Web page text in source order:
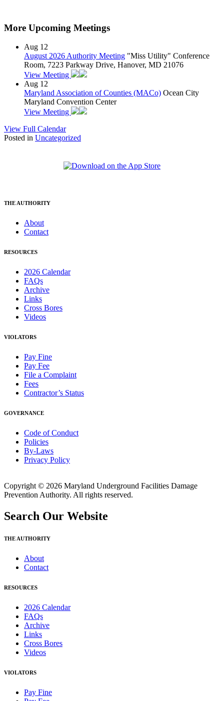
More Upcoming Meetings
Aug 12
August 2026 Authority Meeting "Miss Utility" Conference
Room, 7223 Parkway Drive, Hanover, MD 21076
View Meeting
Aug 12
Maryland Association of Counties (MACo) Ocean City
Maryland Convention Center
View Meeting
View Full Calendar
Posted in Uncategorized
THE AUTHORITY
About
Contact
RESOURCES
2026 Calendar
FAQs
Archive
Links
Cross Bores
Videos
VIOLATORS
Pay Fine
Pay Fee
File a Complaint
Fees
Contractor’s Status
GOVERNANCE
Code of Conduct
Policies
By-Laws
Privacy Policy
Copyright © 2026 Maryland Underground Facilities Damage
Prevention Authority. All rights reserved.
Search Our Website
THE AUTHORITY
About
Contact
RESOURCES
2026 Calendar
FAQs
Archive
Links
Cross Bores
Videos
VIOLATORS
Pay Fine